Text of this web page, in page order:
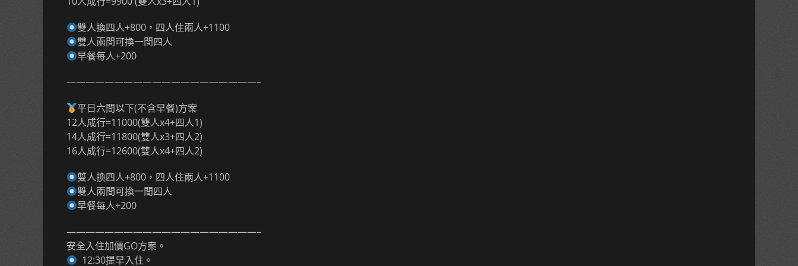
雙人換四人+800，四人住兩人+1100
雙人兩間可換一間四人
早餐每人+200
————————————————————–
平日六間以下(不含早餐)方案
12人成行=11000(雙人x4+四人1)
14人成行=11800(雙人x3+四人2)
16人成行=12600(雙人x4+四人2)
雙人換四人+800，四人住兩人+1100
雙人兩間可換一間四人
早餐每人+200
————————————————————–
安全入住加價GO方案。
12:30提早入住。